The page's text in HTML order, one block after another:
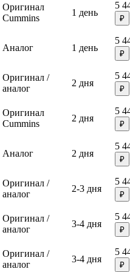
Оригинал
Cummins
1 день
5
₽
Аналог 1 день
5
₽
Оригинал /
аналог
2 дня
5
₽
Оригинал
Cummins
2 дня
5
₽
Аналог 2 дня
5
₽
Оригинал /
аналог
2-3 дня
5
₽
Оригинал /
аналог
3-4 дня
5
₽
Оригинал /
аналог
3-4 дня
5
₽